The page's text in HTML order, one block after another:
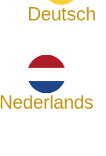
Deutsch
Nederlands